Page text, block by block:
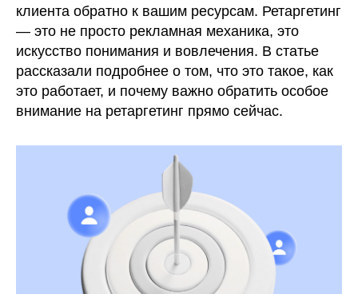
клиента обратно к вашим ресурсам. Ретаргетинг
— это не просто рекламная механика, это
искусство понимания и вовлечения. В статье
рассказали подробнее о том, что это такое, как
это работает, и почему важно обратить особое
внимание на ретаргетинг прямо сейчас.